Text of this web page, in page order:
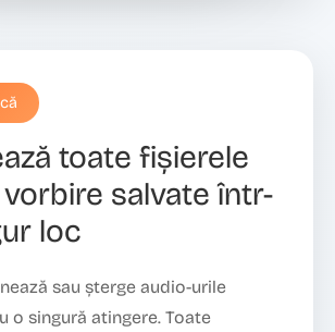
toate fișierele
salvate într-
loc
sau șterge audio-urile
o singură atingere. Toate